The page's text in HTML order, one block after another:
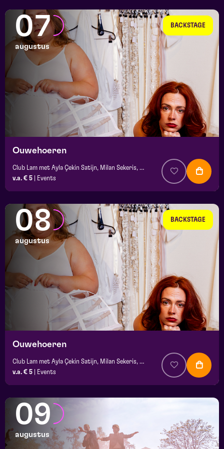
BACKSTAGE
07
augustus
Ouwehoeren
Club Lam met Ayla Çekin Satijn, Milan Sekeris, e.a.
v.a. € 5
Events
BACKSTAGE
08
augustus
Ouwehoeren
Club Lam met Ayla Çekin Satijn, Milan Sekeris, Dic van Duin, Jean-Baptiste Rey e.a.
v.a. € 5
Events
09
augustus